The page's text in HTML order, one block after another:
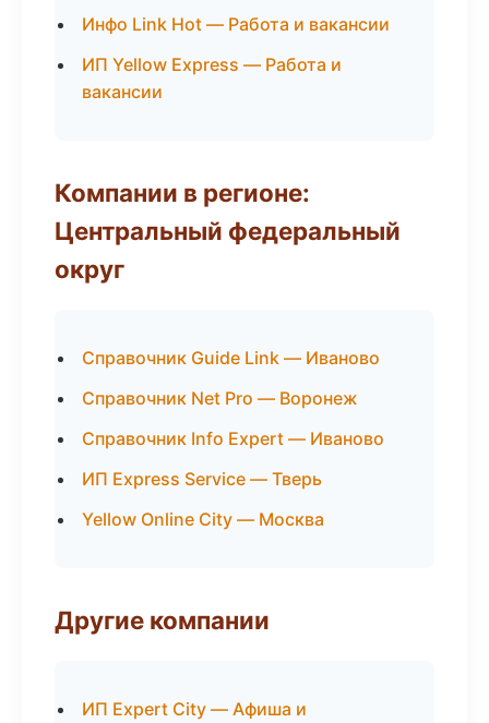
Инфо Link Hot — Работа и вакансии
ИП Yellow Express — Работа и
вакансии
Компании в регионе:
Центральный федеральный
округ
Справочник Guide Link — Иваново
Справочник Net Pro — Воронеж
Справочник Info Expert — Иваново
ИП Express Service — Тверь
Yellow Online City — Москва
Другие компании
ИП Expert City — Афиша и